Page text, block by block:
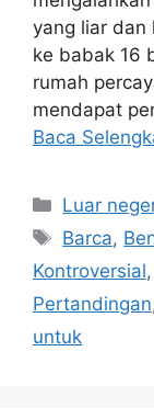
yang liar dan
ke babak 16
rumah
mendapat
Baca
Kategori
Luar
Tag
Barca,
Kontroversial,
Pertandingan
untuk